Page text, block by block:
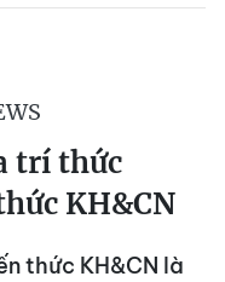
trí thức
KH&CN
thức KH&CN là